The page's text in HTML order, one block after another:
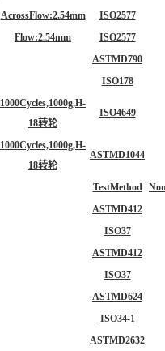
AcrossFlow:2.54mm
ISO2577
Flow:2.54mm
ISO2577
ASTMD790
ISO178
1000Cycles,1000g,H-
18转轮
ISO4649
1000Cycles,1000g,H-
18转轮
ASTMD1044
TestMethod
ASTMD412
ISO37
ASTMD412
ISO37
ASTMD624
ISO34-1
ASTMD2632